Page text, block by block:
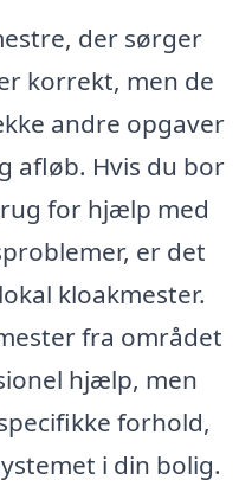
der sørger
korrekt, men de
andre opgaver
afløb. Hvis du bor
for hjælp med
er det
kloakmester.
fra området
hjælp, men
forhold,
i din bolig.